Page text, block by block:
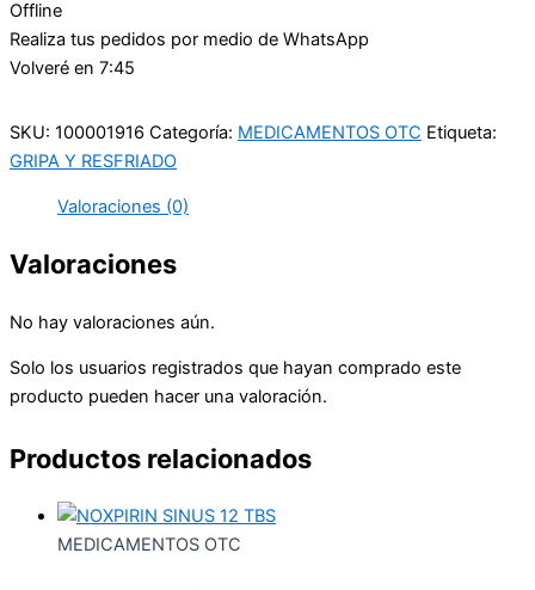
Offline
Realiza tus pedidos por medio de WhatsApp
Volveré en 7:45
SKU: 100001916 Categoría: MEDICAMENTOS OTC Etiqueta:
GRIPA Y RESFRIADO
Valoraciones (0)
Valoraciones
No hay valoraciones aún.
Solo los usuarios registrados que hayan comprado este
producto pueden hacer una valoración.
Productos relacionados
MEDICAMENTOS OTC